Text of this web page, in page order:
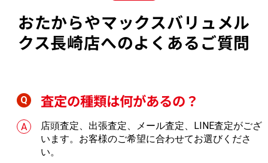
おたからやマックスバリュメル
クス長崎店へのよくあるご質問
査定の種類は何があるの？
店頭査定、出張査定、メール査定、LINE査定がござ
います。お客様のご希望に合わせてお選びくださ
い。